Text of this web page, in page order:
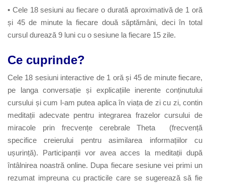
• Cele 18 sesiuni au fiecare o durată aproximativă de 1 oră
și 45 de minute la fiecare două săptămâni, deci în total
cursul durează 9 luni cu o sesiune la fiecare 15 zile.
Ce cuprinde?
Cele 18 sesiuni interactive de 1 oră și 45 de minute fiecare,
pe langa conversație și explicațiile inerente conținutului
cursului și cum l-am putea aplica în viața de zi cu zi, contin
meditații adecvate pentru integrarea frazelor cursului de
miracole prin frecvențe cerebrale Theta (frecvență
specifice creierului pentru asimilarea informațiilor cu
ușurință). Participanții vor avea acces la meditații după
întâlnirea noastră online. Dupa fiecare sesiune vei primi un
rezumat impreuna cu practicile care se sugerează să fie